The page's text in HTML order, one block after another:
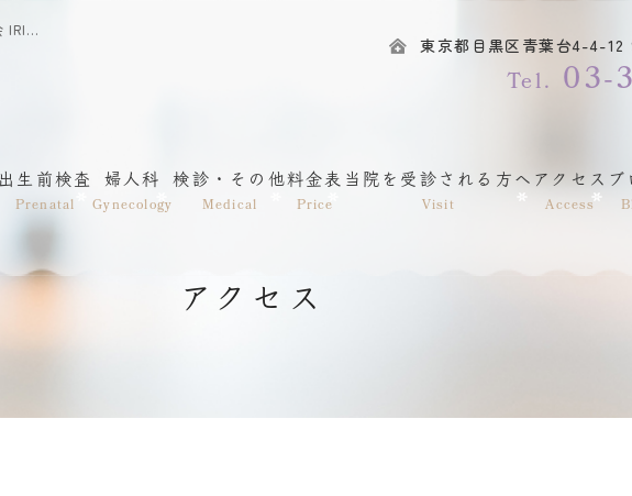
アクセス｜渋谷・神泉｜目黒区の産婦人科｜一般社団法人愛和会 IRISレディースクリニック神泉
東京都目黒区青葉台4-4-12
Tel. 03-
出生前検査
Prenatal
婦人科
Gynecology
検診・その他
Medical
料金表
Price
当院を受診される方へ
Visit
アクセス
Access
ブ
アクセス